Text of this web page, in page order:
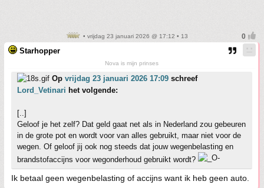
• vrijdag 23 januari 2026 @ 17:12 • 13
Starhopper
Nova is mijn prinses
Op vrijdag 23 januari 2026 17:09 schreef
Lord_Vetinari het volgende:
[..]
Geloof je het zelf? Dat geld gaat net als in Nederland zou gebeuren
in de grote pot en wordt voor van alles gebruikt, maar niet voor de
wegen. Of geloof jij ook nog steeds dat jouw wegenbelasting en
brandstofaccijns voor wegonderhoud gebruikt wordt?
Ik betaal geen wegenbelasting of accijns want ik heb geen auto.